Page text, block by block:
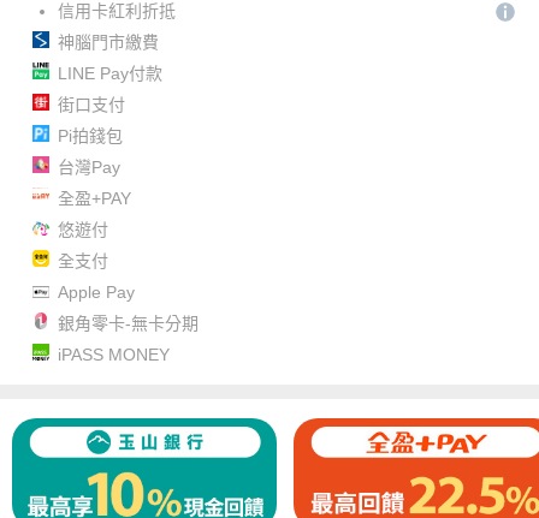
信用卡紅利折抵
神腦門市繳費
LINE Pay付款
街口支付
Pi拍錢包
台灣Pay
全盈+PAY
悠遊付
全支付
Apple Pay
銀角零卡-無卡分期
iPASS MONEY